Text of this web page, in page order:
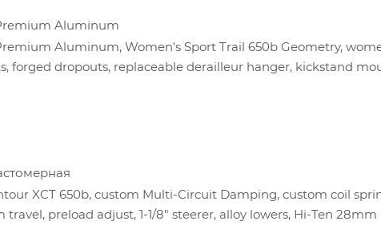
Aluminum
Aluminum, Women's Sport Trail 650b Geometry,
forged dropouts, replaceable derailleur hanger, kickstand
XCT 650b, custom Multi-Circuit Damping, custom coil
preload adjust, 1-1/8" steerer, alloy lowers, Hi-Ten 28mm